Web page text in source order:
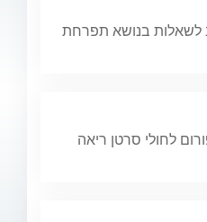
לשאלות בנושא תפרחת
לחולי סרטן ריאה